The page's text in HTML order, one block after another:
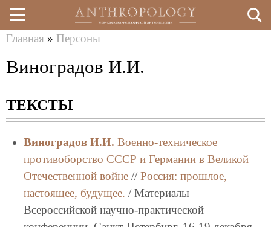
Перейти
к
содержанию
здесь
Главная » Персоны
Виноградов И.И.
ТЕКСТЫ
Виноградов И.И. Военно-техническое
противоборство СССР и Германии в Великой
Отечественной войне// Россия: прошлое,
настоящее, будущее. / Материалы
Всероссийской научно-практической